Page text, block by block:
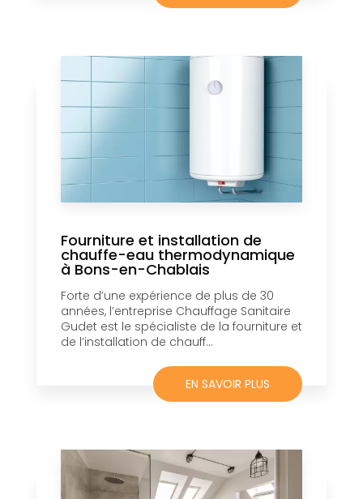
Fourniture et installation de
chauffe-eau thermodynamique
à Bons-en-Chablais
Forte d’une expérience de plus de 30
années, l’entreprise Chauffage Sanitaire
Gudet est le spécialiste de la fourniture et
de l’installation de chauff...
EN SAVOIR PLUS